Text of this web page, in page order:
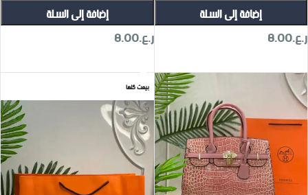
إضافة إلى السلة
ر.ع.8.00
إضافة إلى السلة
ر.ع.8.00
بيعت كلها